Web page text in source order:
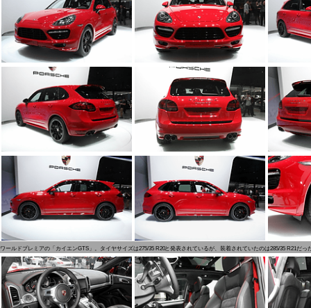
ワールドプレミアの「カイエンGTS」。タイヤサイズは275/35 R20と発表されているが、装着されていたのは285/35 R21だっ